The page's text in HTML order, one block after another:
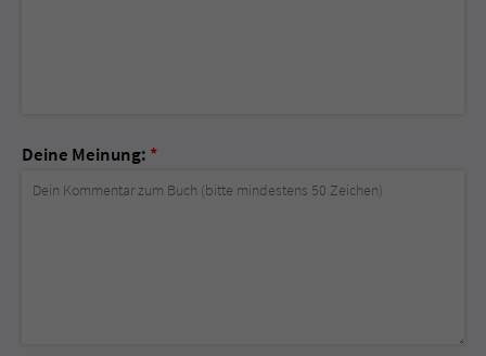
Deine Meinung: *